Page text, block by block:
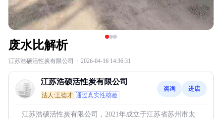
废水比解析
江苏浩硕活性炭有限公司 · 2026-04-16 14:36:31
江苏浩硕活性炭有限公司
法人:王德才 通过真实性核验
咨询 进店
江苏浩硕活性炭有限公司，2021年成立于江苏省苏州市太